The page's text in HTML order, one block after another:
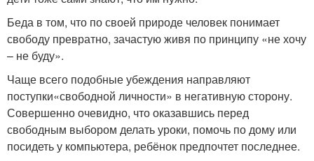
Беда в том, что по своей природе человек понимает
свободу превратно, зачастую живя по принципу «не хочу
– не буду».
Чаще всего подобные убеждения направляют
поступки«свободной личности» в негативную сторону.
Совершенно очевидно, что оказавшись перед
свободным выбором делать уроки, помочь по дому или
посидеть у компьютера, ребёнок предпочтет последнее.